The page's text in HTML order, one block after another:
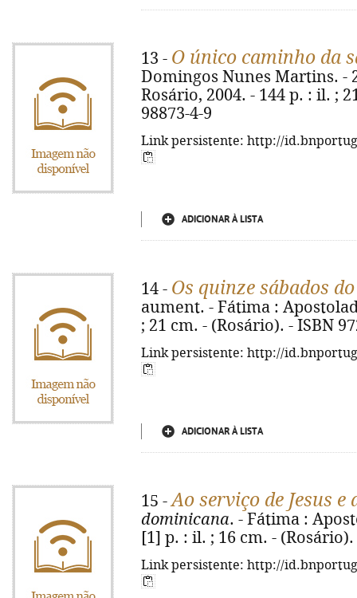
13 - O único caminho da
Domingos Nunes Martins. -
Rosário, 2004. - 144 p. : il. ;
98873-4-9
Link persistente: http://
ADICIONAR À LISTA
14 - Os quinze sábados
aument. - Fátima :
; 21 cm. - (Rosário). - ISBN
Link persistente: http://
ADICIONAR À LISTA
15 -Ao serviço de Jesus e
dominicana. - Fátima :
[1] p. : il. ; 16 cm. - (Rosário).
Link persistente: http://